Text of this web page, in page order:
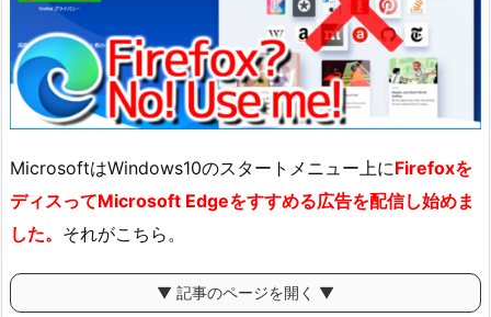
MicrosoftはWindows10のスタートメニュー上にFirefoxを
ディスってMicrosoft Edgeをすすめる広告を配信し始めま
した。 それがこちら。
▼ 記事のページを開く ▼